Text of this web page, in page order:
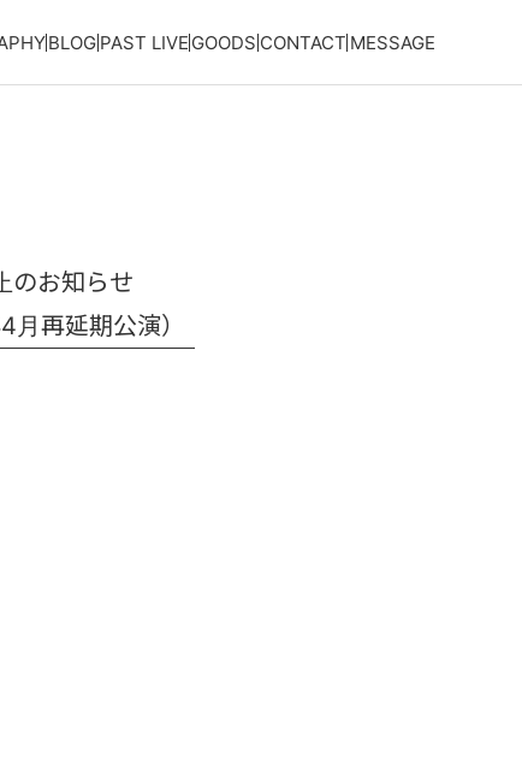
BLOG PAST LIVE GOODS CONTACT MESSAGE
のお知らせ
再延期公演）